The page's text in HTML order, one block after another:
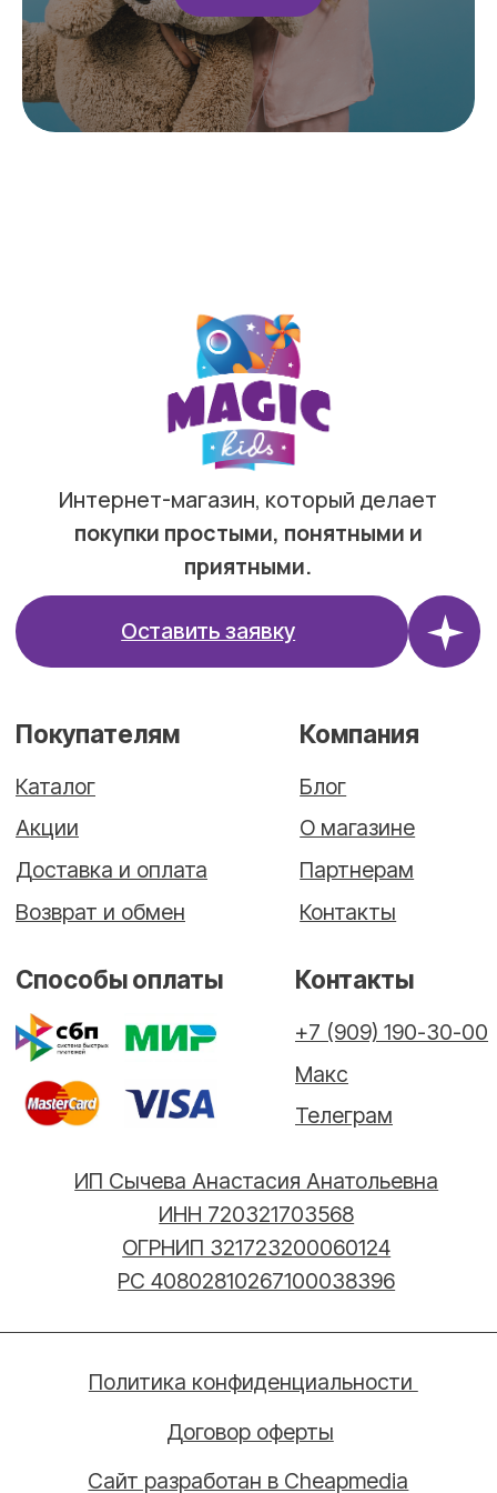
+7 (909) 190-30-00
Макс
Телеграм
ИП Сычева Анастасия Анатольевна
Договор оферты
Сайт разработан в Cheapmedia